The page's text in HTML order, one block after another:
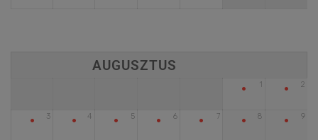
1
• 2
•
3
• 4
• 5
• 6
• 7
• 8
• 9
•